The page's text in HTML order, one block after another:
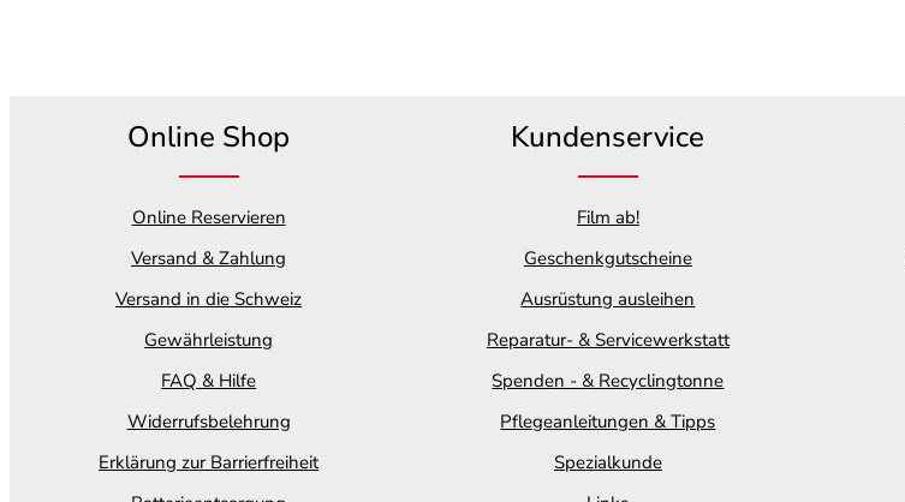
Online Shop
Online Reservieren
Versand & Zahlung
Versand in die Schweiz
Gewährleistung
FAQ & Hilfe
Widerrufsbelehrung
Erklärung zur Barrierfreiheit
Kundenservice
Film ab!
Geschenkgutscheine
Ausrüstung ausleihen
Reparatur- & Servicewerkstatt
Spenden - & Recyclingtonne
Pflegeanleitungen & Tipps
Spezialkunde